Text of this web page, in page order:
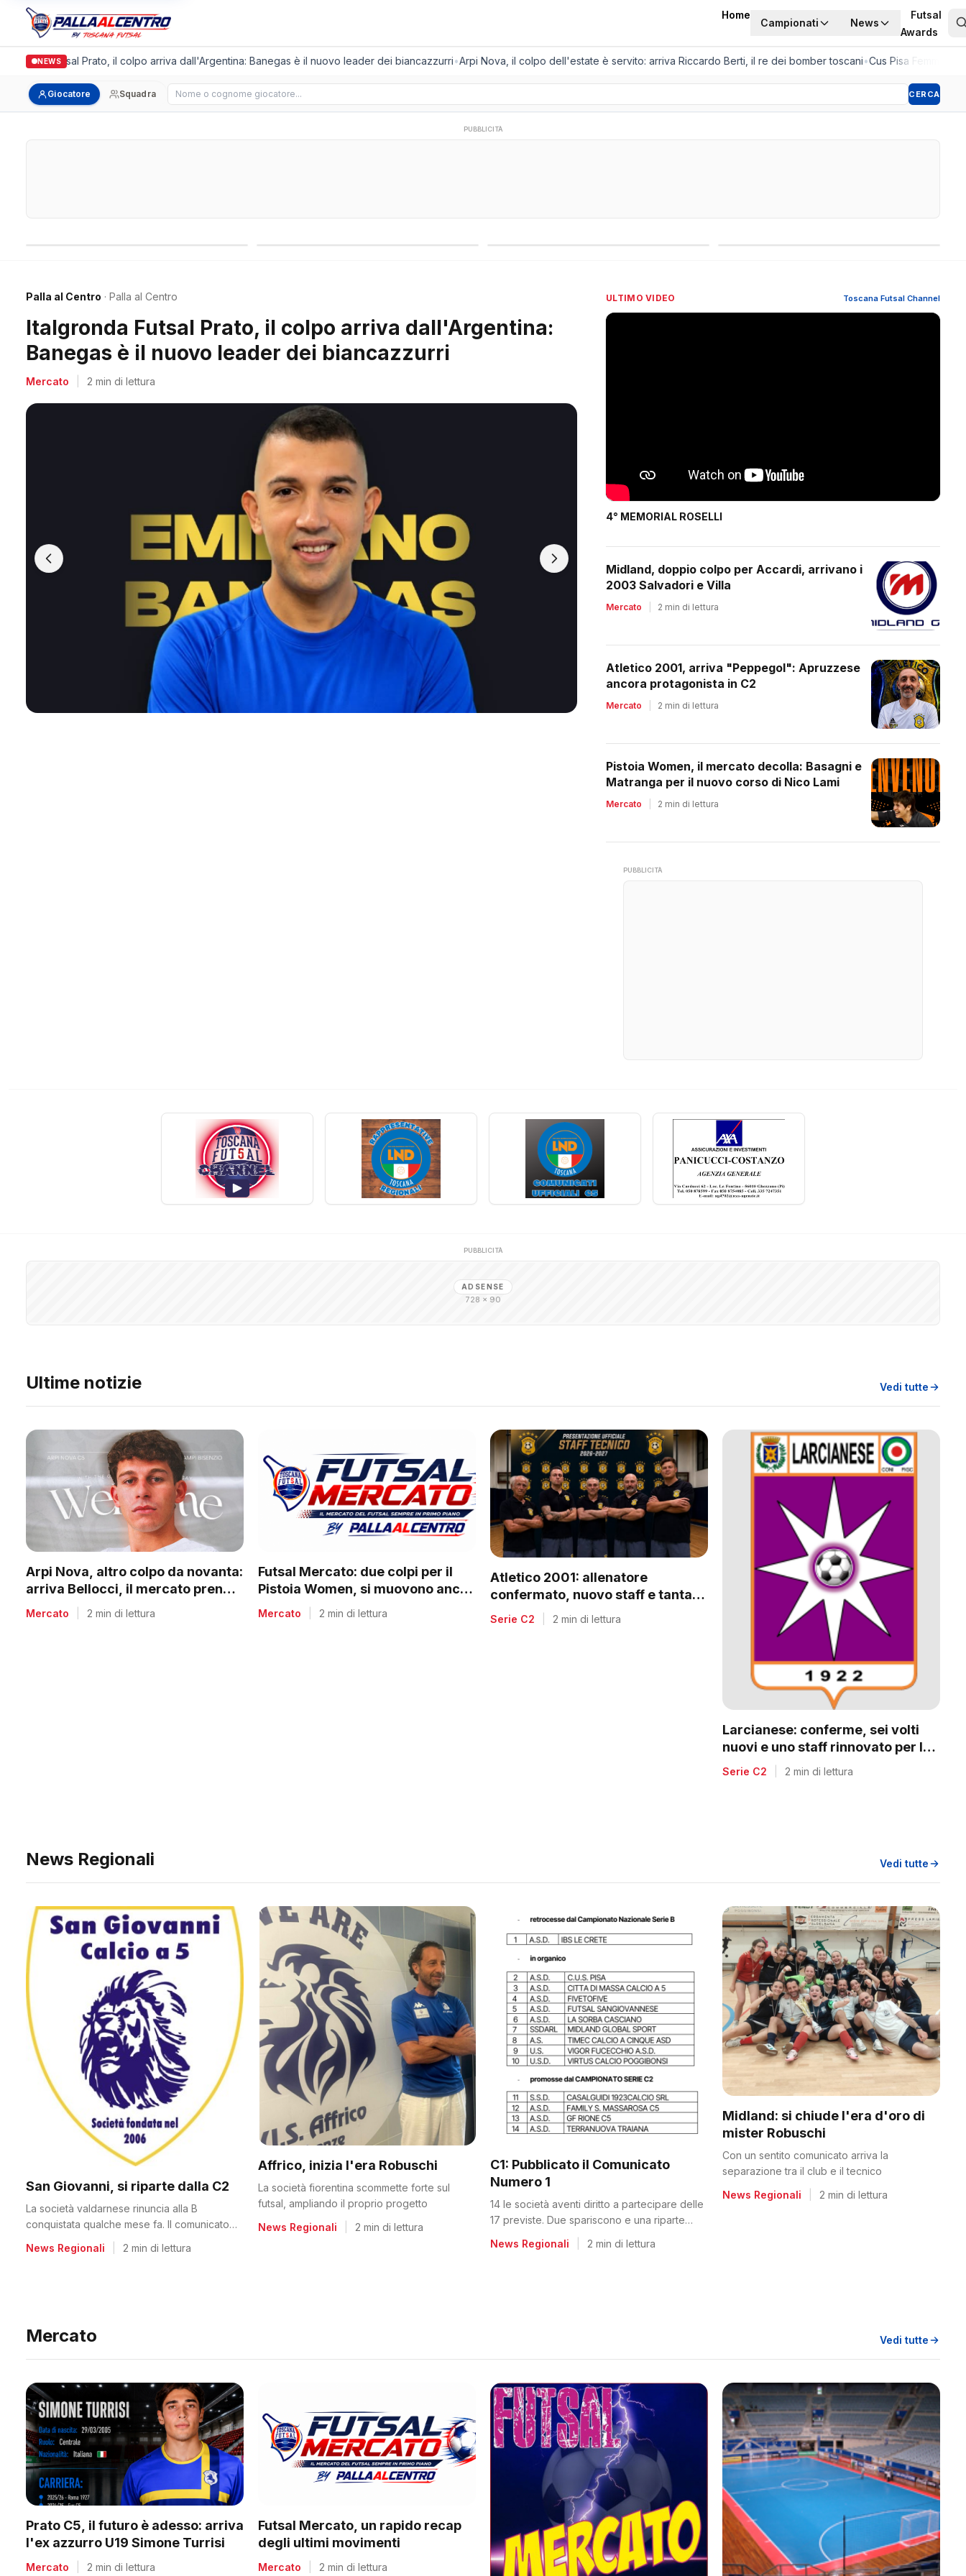
Home
Campionati News
Futsal
Awards
NEWS
Futsal Prato, il colpo arriva dall'Argentina: Banegas è il nuovo leader dei biancazzurri•Arpi Nova, il colpo dell'estate è servito: arriva Riccardo Berti, il re dei bomber toscani•Cus Pisa Femminile, la
Giocatore Squadra Cerca giocatore CERCA
PUBBLICITÀ
Palla al Centro · Palla al Centro
Arpi Nova, il colpo dell'estate è servito: arriva Riccardo
Berti, il re dei bomber toscani
Mercato 2 min di lettura
ULTIMO VIDEO Toscana Futsal Channel
4° MEMORIAL ROSELLI
Midland, doppio colpo per Accardi, arrivano i
2003 Salvadori e Villa
Mercato 2 min di lettura
Atletico 2001, arriva "Peppegol": Apruzzese
ancora protagonista in C2
Mercato 2 min di lettura
Pistoia Women, il mercato decolla: Basagni e
Matranga per il nuovo corso di Nico Lami
Mercato 2 min di lettura
PUBBLICITÀ
PUBBLICITÀ
ADSENSE
728 × 90
Ultime notizie Vedi tutte
Arpi Nova, altro colpo da novanta:
arriva Bellocci, il mercato prende
quota
Mercato 2 min di lettura
Futsal Mercato: due colpi per il
Pistoia Women, si muovono anche
tanti club del regionale
Mercato 2 min di lettura
Atletico 2001: allenatore
confermato, nuovo staff e tanta
voglia di riscatto dopo la
retrocessione
Serie C2 2 min di lettura
Larcianese: conferme, sei volti
nuovi e uno staff rinnovato per la
C2
Serie C2 2 min di lettura
News Regionali Vedi tutte
San Giovanni, si riparte dalla C2
La società valdarnese rinuncia alla B
conquistata qualche mese fa. Il comunicato
News Regionali 2 min di lettura
Affrico, inizia l'era Robuschi
La società fiorentina scommette forte sul
futsal, ampliando il proprio progetto
News Regionali
2 min di lettura
C1: Pubblicato il Comunicato
Numero 1
14 le società aventi diritto a partecipare delle
17 previste. Due spariscono e una riparte
News Regionali 2 min di lettura
Midland: si chiude l'era d'oro di
mister Robuschi
Con un sentito comunicato arriva la
separazione tra il club e il tecnico
News Regionali
2 min di lettura
Mercato Vedi tutte
Prato C5, il futuro è adesso: arriva
l'ex azzurro U19 Simone Turrisi
Mercato 2 min di lettura
Futsal Mercato, un rapido recap
degli ultimi movimenti
Mercato 2 min di lettura